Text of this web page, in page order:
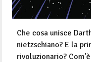
Che cosa unisce
nietzschiano? E la
rivoluzionario?